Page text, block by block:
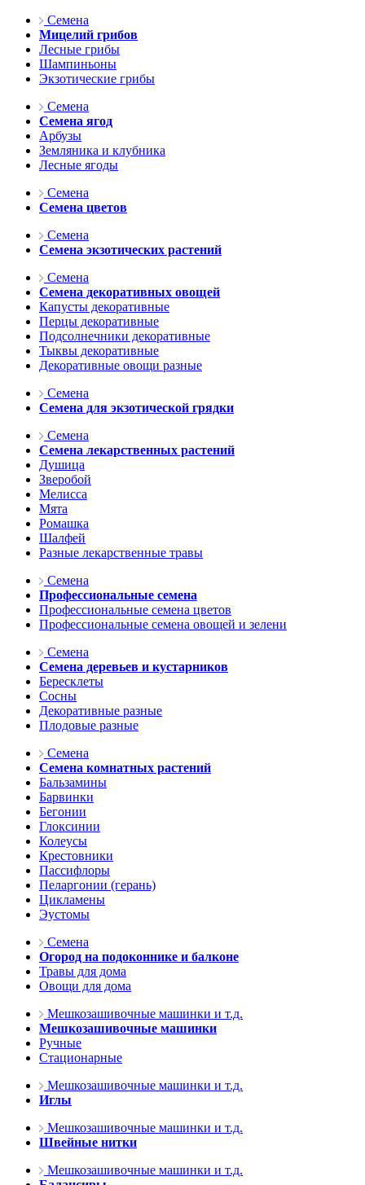
Семена
Мицелий грибов
Лесные грибы
Шампиньоны
Экзотические грибы
Семена
Семена ягод
Арбузы
Земляника и клубника
Лесные ягоды
Семена
Семена цветов
Семена
Семена экзотических растений
Семена
Семена декоративных овощей
Капусты декоративные
Перцы декоративные
Подсолнечники декоративные
Тыквы декоративные
Декоративные овощи разные
Семена
Семена для экзотической грядки
Семена
Семена лекарственных растений
Душица
Зверобой
Мелисса
Мята
Ромашка
Шалфей
Разные лекарственные травы
Семена
Профессиональные семена
Профессиональные семена цветов
Профессиональные семена овощей и зелени
Семена
Семена деревьев и кустарников
Бересклеты
Сосны
Декоративные разные
Плодовые разные
Семена
Семена комнатных растений
Бальзамины
Барвинки
Бегонии
Глоксинии
Колеусы
Крестовники
Пассифлоры
Пеларгонии (герань)
Цикламены
Эустомы
Семена
Огород на подоконнике и балконе
Травы для дома
Овощи для дома
Мешкозашивочные машинки и т.д.
Мешкозашивочные машинки
Ручные
Стационарные
Мешкозашивочные машинки и т.д.
Иглы
Мешкозашивочные машинки и т.д.
Швейные нитки
Мешкозашивочные машинки и т.д.